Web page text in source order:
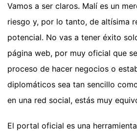
Vamos a ser claros. Malí es un
riesgo y, por lo tanto, de altísima
potencial. No vas a tener éxito
página web, por muy oficial que
proceso de hacer negocios o
diplomáticos sea tan sencillo
en una red social, estás muy
El portal oficial es una